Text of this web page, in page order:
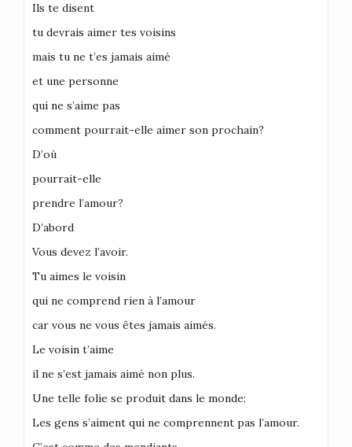
Ils te disent
tu devrais aimer tes voisins
mais tu ne t’es jamais aimé
et une personne
qui ne s’aime pas
comment pourrait-elle aimer son prochain?
D’où
pourrait-elle
prendre l’amour?
D’abord
Vous devez l’avoir.
Tu aimes le voisin
qui ne comprend rien à l’amour
car vous ne vous êtes jamais aimés.
Le voisin t’aime
il ne s’est jamais aimé non plus.
Une telle folie se produit dans le monde:
Les gens s’aiment qui ne comprennent pas l’amour.